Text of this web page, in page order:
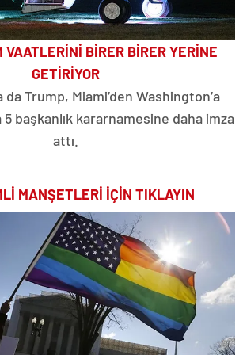
VAATLERİNİ BİRER BİRER YERİNE
GETİRİYOR
da Trump, Miami’den Washington’a
başkanlık kararnamesine daha imza
attı.
MANŞETLERİ İÇİN TIKLAYIN